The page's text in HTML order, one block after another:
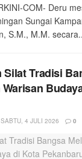
COM- Deru
Sungai
S.M., M.M.
Tradisi
SABTU, 4 JULI 2026 0